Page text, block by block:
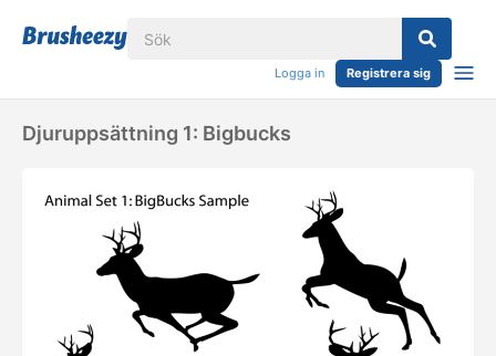
Logga in Registrera sig
Djuruppsättning 1: Bigbucks